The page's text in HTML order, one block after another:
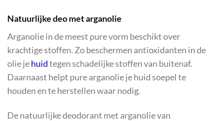
Natuurlijke deo met arganolie
Arganolie in de meest pure vorm beschikt over
krachtige stoffen. Zo beschermen antioxidanten in de
olie jehuidtegen schadelijke stoffen van buitenaf.
Daarnaast helpt pure arganolie je huid soepel te
houden en te herstellen waar nodig.
De natuurlijke deodorant met arganolie van